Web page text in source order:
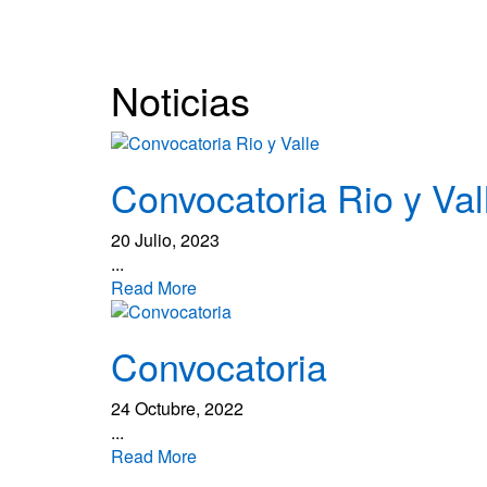
Noticias
Convocatoria Rio y
20 Julio, 2023
...
Read More
Convocatoria
24 Octubre, 2022
...
Read More